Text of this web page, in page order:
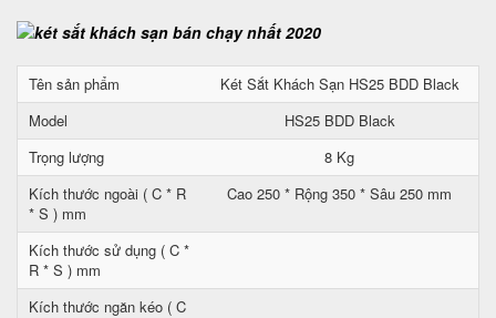
Tên sản phẩm
Két Sắt Khách Sạn HS25 BDD Black
Model
HS25 BDD Black
Trọng lượng
8 Kg
Kích thước ngoài ( C * R
* S ) mm
Cao 250 * Rộng 350 * Sâu 250 mm
Kích thước sử dụng ( C *
R * S ) mm
Kích thước ngăn kéo ( C